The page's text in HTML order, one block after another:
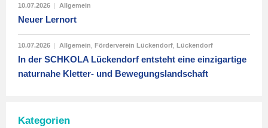
10.07.2026 | Allgemein
Neuer Lernort
10.07.2026 | Allgemein Förderverein Lückendorf Lückendorf
In der SCHKOLA Lückendorf entsteht eine einzigartige
naturnahe Kletter- und Bewegungslandschaft
Kategorien